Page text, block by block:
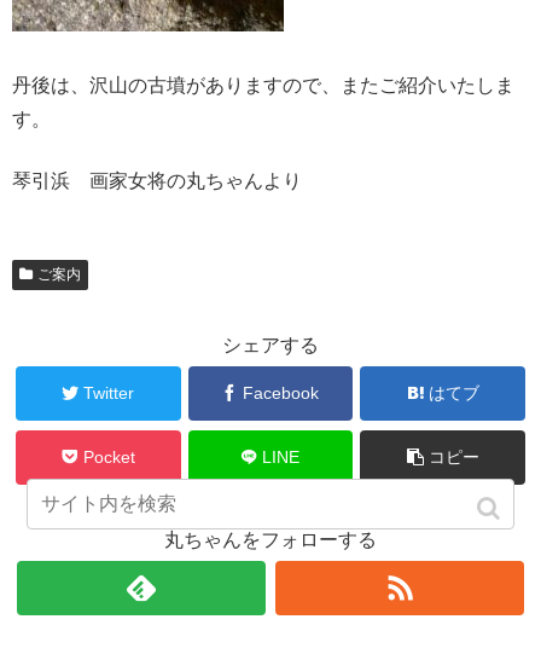
丹後は、沢山の古墳がありますので、またご紹介いたしま
す。
琴引浜 画家女将の丸ちゃんより
ご案内
シェアする
Twitter Facebook はてブ
Pocket LINE コピー
丸ちゃんをフォローする